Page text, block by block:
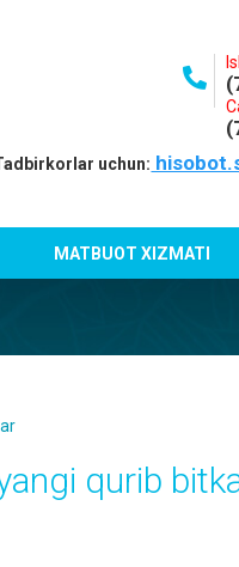
uchun:
MATBUOT XIZMATI
qurib